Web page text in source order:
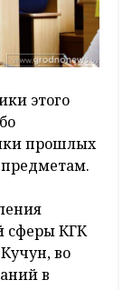
этого
прошлых
сферы КГК
во
в